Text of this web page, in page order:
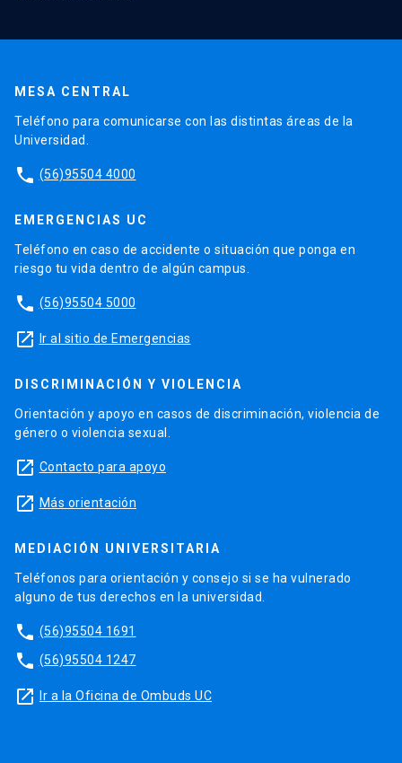
MESA CENTRAL
Teléfono para comunicarse con las distintas áreas de la
Universidad.
phone (56)95504 4000
EMERGENCIAS UC
Teléfono en caso de accidente o situación que ponga en
riesgo tu vida dentro de algún campus.
phone (56)95504 5000
launch Ir al sitio de Emergencias
DISCRIMINACIÓN Y VIOLENCIA
Orientación y apoyo en casos de discriminación, violencia de
género o violencia sexual.
launch Contacto para apoyo
launch Más orientación
MEDIACIÓN UNIVERSITARIA
Teléfonos para orientación y consejo si se ha vulnerado
alguno de tus derechos en la universidad.
phone (56)95504 1691
phone (56)95504 1247
launch Ir a la Oficina de Ombuds UC